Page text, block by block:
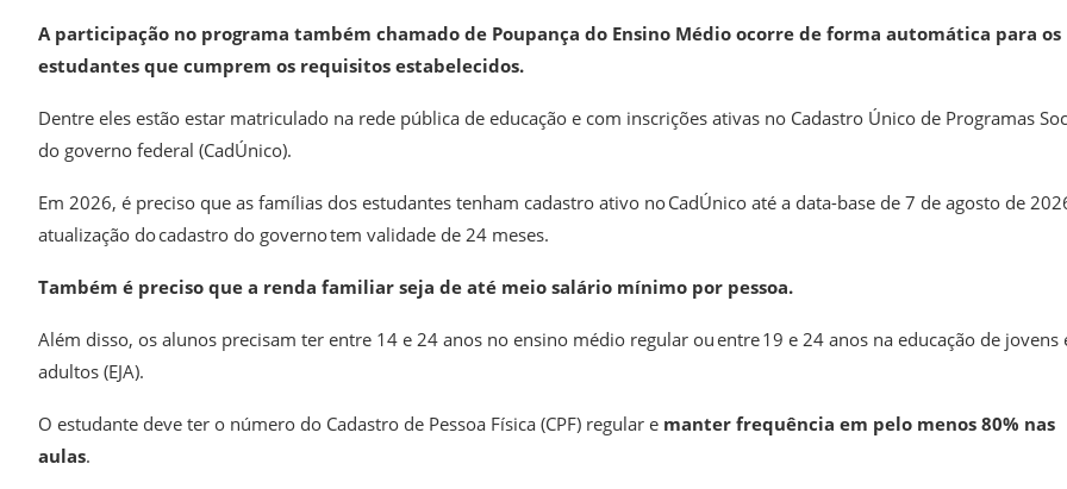
A participação no programa também chamado de Poupança do Ensino Médio ocorre de forma automática para os
estudantes que cumprem os requisitos estabelecidos.
Dentre eles estão estar matriculado na rede pública de educação e com inscrições ativas no Cadastro Único de Programas
do governo federal (CadÚnico).
Em 2026, é preciso que as famílias dos estudantes tenham cadastro ativo no CadÚnico até a data-base de 7 de agosto de
atualização do cadastro do governo tem validade de 24 meses.
Também é preciso que a renda familiar seja de até meio salário mínimo por pessoa.
Além disso, os alunos precisam ter entre 14 e 24 anos no ensino médio regular ou entre 19 e 24 anos na educação de jovens
adultos (EJA).
O estudante deve ter o número do Cadastro de Pessoa Física (CPF) regular e manter frequência em pelo menos 80% nas
aulas.